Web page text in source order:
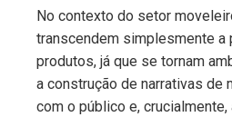
No contexto do setor
transcendem simplesmente a
produtos, já que se tornam
a construção de narrativas de
com o público e, crucialmente,